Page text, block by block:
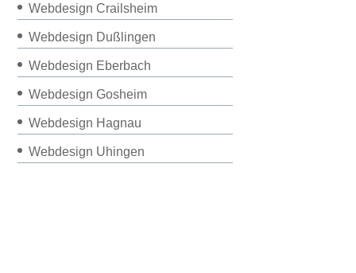
Webdesign Crailsheim
Webdesign Dußlingen
Webdesign Eberbach
Webdesign Gosheim
Webdesign Hagnau
Webdesign Uhingen